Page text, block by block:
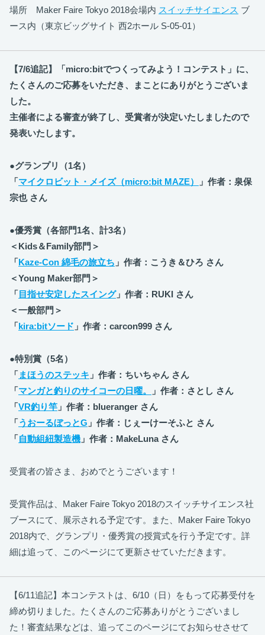
場所 Maker Faire Tokyo 2018会場内 スイッチサイエンス ブ
ース内（東京ビッグサイト 西2ホール S-05-01）
【7/6追記】「micro:bitでつくってみよう！コンテスト」に、
たくさんのご応募をいただき、まことにありがとうございま
した。
主催者による審査が終了し、受賞者が決定いたしましたので
発表いたします。
●グランプリ（1名）
「マイクロビット・メイズ（micro:bit MAZE）
」作者：泉保
宗也 さん
●優秀賞（各部門1名、計3名）
＜Kids＆Family部門＞
「Kaze-Con 綿毛の旅立ち 」作者：こうき＆ひろ さん
＜Young Maker部門＞
「 目指せ安定したスイング」作者：RUKI さん
＜一般部門＞
「kira:bitソード 」作者：carcon999 さん
●特別賞（5名）
「 まほうのステッキ 」作者：ちいちゃん さん
「マンガと釣りのサイコーの日曜。
」作者：さとし さん
「VR釣り竿 」作者：blueranger さん
「うおーるぼっとG 」作者：じぇーけーそふと さん
「自動組紐製造機 」作者：MakeLuna さん
受賞者の皆さま、おめでとうございます！
受賞作品は、Maker Faire Tokyo 2018のスイッチサイエンス社
ブースにて、展示される予定です。また、Maker Faire Tokyo
2018内で、グランプリ・優秀賞の授賞式を行う予定です。詳
細は追って、このページにて更新させていただきます。
【6/11追記】本コンテストは、6/10（日）をもって応募受付を
締め切りました。たくさんのご応募ありがとうございまし
た！審査結果などは、追ってこのページにてお知らせさせて